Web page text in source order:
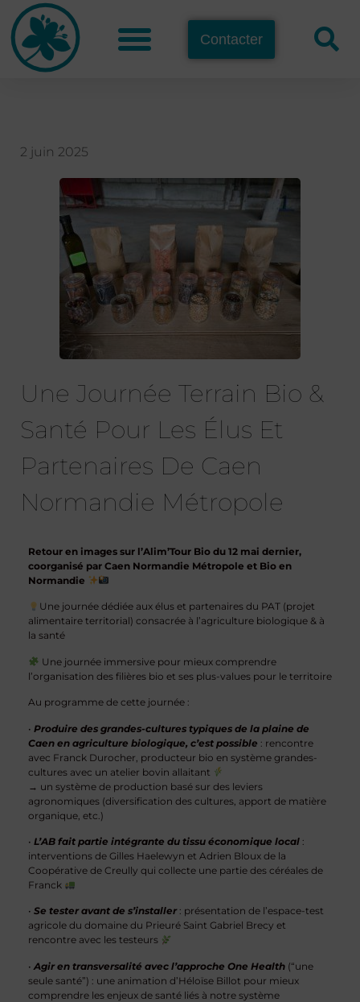
Contacter
2 juin 2025
Une Journée Terrain Bio &
Santé Pour Les Élus Et
Partenaires De Caen
Normandie Métropole
Retour en images sur l’Alim’Tour Bio du 12 mai dernier,
coorganisé par Caen Normandie Métropole et Bio en
Normandie
Une journée dédiée aux élus et partenaires du PAT (projet
alimentaire territorial) consacrée à l’agriculture biologique & à
la santé
Une journée immersive pour mieux comprendre
l’organisation des filières bio et ses plus-values pour le territoire
Au programme de cette journée :
• Produire des grandes-cultures typiques de la plaine de
Caen en agriculture biologique, c’est possible : rencontre
avec Franck Durocher, producteur bio en système grandes-
cultures avec un atelier bovin allaitant
→ un système de production basé sur des leviers
agronomiques (diversification des cultures, apport de matière
organique, etc.)
• L’AB fait partie intégrante du tissu économique local :
interventions de Gilles Haelewyn et Adrien Bloux de la
Coopérative de Creully qui collecte une partie des céréales de
Franck
• Se tester avant de s’installer : présentation de l’espace-test
agricole du domaine du Prieuré Saint Gabriel Brecy et
rencontre avec les testeurs
• Agir en transversalité avec l’approche One Health (“une
seule santé”) : une animation d’Héloïse Billot pour mieux
comprendre les enjeux de santé liés à notre système